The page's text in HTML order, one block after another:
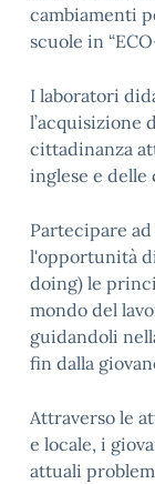
cambiamenti
scuole in
I laboratori
l’acquisizione
cittadinanza
inglese e
Partecipare
l'opportunità
doing) le
mondo del
guidandoli
fin dalla
Attraverso le
e locale, i
attuali